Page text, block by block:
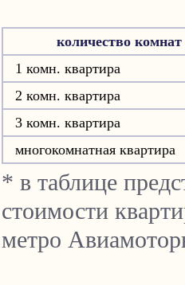
количество комнат
1 комн. квартира
2 комн. квартира
3 комн. квартира
многокомнатная квартира
* в таблице
стоимости
метро